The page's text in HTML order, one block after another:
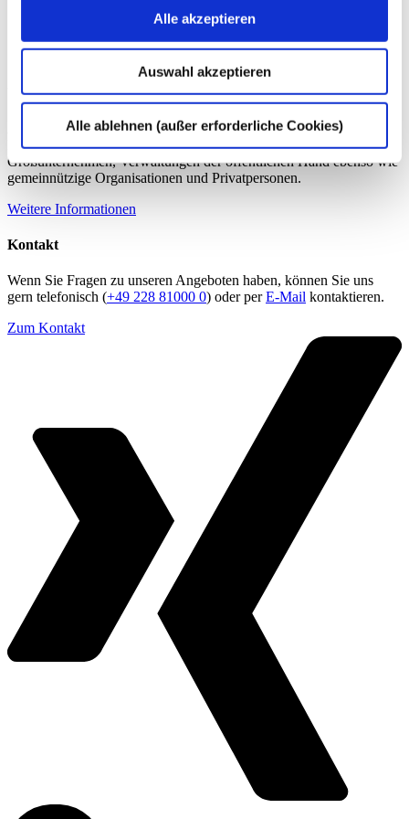
Alle akzeptieren
Auswahl akzeptieren
Alle ablehnen (außer erforderliche Cookies)
Über die dhpg
An unseren 18 Standorten beraten wir mit über 1.200
Mitarbeiter:innen Familienunternehmen und Mittelständler,
Großunternehmen, Verwaltungen der öffentlichen Hand ebenso wie
gemeinnützige Organisationen und Privatpersonen.
Weitere Informationen
Kontakt
Wenn Sie Fragen zu unseren Angeboten haben, können Sie uns
gern telefonisch (+49 228 81000 0) oder perE-Mail kontaktieren.
Zum Kontakt